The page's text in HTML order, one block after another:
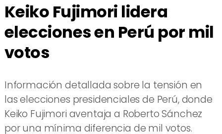
Keiko Fujimori lidera
elecciones en Perú por mil
votos
Información detallada sobre la tensión en
las elecciones presidenciales de Perú, donde
Keiko Fujimori aventaja a Roberto Sánchez
por una mínima diferencia de mil votos.